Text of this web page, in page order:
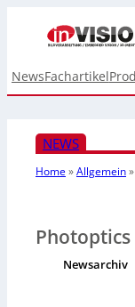
NewsFachartikel
NEWS
Home»Allgemein»
Photoptics
Newsarchiv